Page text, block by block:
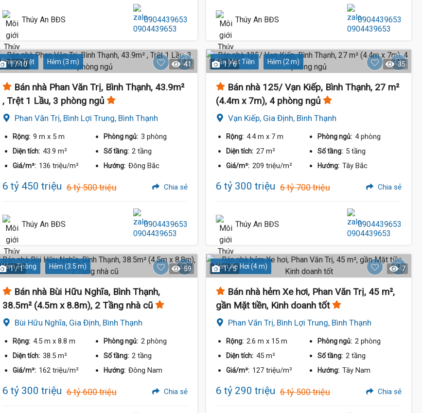
Thúy An BĐS 0904439653 Thúy An BĐS 0904439653
Phòng Trệt Hẻm (3 m)
1 / 10 41
Bán nhà Phan Văn Trị, Bình Thạnh, 43.9m²
, Trệt 1 Lầu, 3 phòng ngủ
Phan Văn Trị, Bình Lợi Trung, Bình Thạnh
Rộng: 9 m x 5 m Phòng ngủ: 3 phòng
Diện tích: 43.9 m² Số tầng: 2 tầng
Giá/m²: 136 triệu/m² Hướng: Đông Bắc
6 tỷ 450 triệu 6 tỷ 500 triệu Chia sẻ
Thúy An BĐS 0904439653
Gần Mặt Tiền Hẻm (2 m)
1 / 6 35
Bán nhà 125/ Vạn Kiếp, Bình Thạnh, 27 m²
(4.4m x 7m), 4 phòng ngủ
Vạn Kiếp, Gia Định, Bình Thạnh
Rộng: 4.4 m x 7 m Phòng ngủ: 4 phòng
Diện tích: 27 m² Số tầng: 5 tầng
Giá/m²: 209 triệu/m² Hướng: Tây Bắc
6 tỷ 300 triệu 6 tỷ 700 triệu Chia sẻ
Thúy An BĐS 0904439653
Hẻm Thông Hẻm (3.5 m)
1 / 1 59
Bán nhà Bùi Hữu Nghĩa, Bình Thạnh,
38.5m² (4.5m x 8.8m), 2 Tầng nhà cũ
Bùi Hữu Nghĩa, Gia Định, Bình Thạnh
Rộng: 4.5 m x 8.8 m Phòng ngủ: 2 phòng
Diện tích: 38.5 m² Số tầng: 2 tầng
Giá/m²: 162 triệu/m² Hướng: Đông Nam
6 tỷ 300 triệu 6 tỷ 600 triệu Chia sẻ
Hẻm Xe Hơi (4 m)
1 / 5 7
Bán nhà hẻm Xe hơi, Phan Văn Trị, 45 m²,
gần Mặt tiền, Kinh doanh tốt
Phan Văn Trị, Bình Lợi Trung, Bình Thạnh
Rộng: 2.6 m x 15 m Phòng ngủ: 2 phòng
Diện tích: 45 m² Số tầng: 2 tầng
Giá/m²: 127 triệu/m² Hướng: Tây Nam
6 tỷ 290 triệu 6 tỷ 500 triệu Chia sẻ